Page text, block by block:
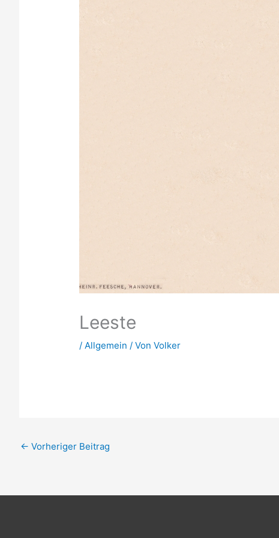
Leeste
/Allgemein / VonVolker
← Vorheriger Beitrag